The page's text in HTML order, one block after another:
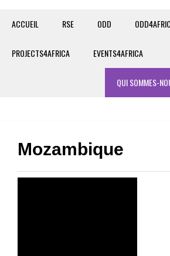
ACCUEIL RSE ODD
PROJECTS4AFRICA EVENTS4AFRICA
QUI SOMMES-
Mozambique